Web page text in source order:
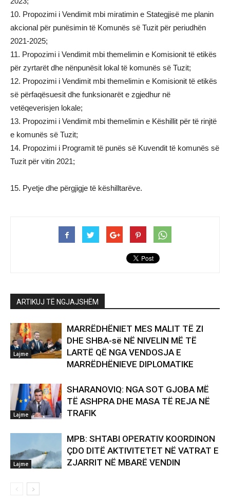
10. Propozimi i Vendimit mbi miratimin e Stategjisë me planin
akcional për punësimin të Komunës së Tuzit për periudhën
2021-2025;
11. Propozimi i Vendimit mbi themelimin e Komisionit të etikës
për zyrtarët dhe nënpunësit lokal të komunës së Tuzit;
12. Propozimi i Vendimit mbi themelimin e Komisionit të etikës
së përfaqësuesit dhe funksionarët e zgjedhur në
vetëqeverisjen lokale;
13. Propozimi i Vendimit mbi themelimin e Këshillit për të rinjtë
e komunës së Tuzit;
14. Propozimi i Programit të punës së Kuvendit të komunës së
Tuzit për vitin 2021;
15. Pyetje dhe përgjigje të këshilltarëve.
ARTIKUJ TË NGJAJSHËM
Lajme
MARRËDHËNIET MES MALIT TË ZI
DHE SHBA-së NË NIVELIN MË TË
LARTË QË NGA VENDOSJA E
MARRËDHËNIEVE DIPLOMATIKE
Lajme
SHARANOVIQ: NGA SOT GJOBA MË
TË ASHPRA DHE MASA TË REJA NË
TRAFIK
Lajme
MPB: SHTABI OPERATIV KOORDINON
ÇDO DITË AKTIVITETET NË VATRAT E
ZJARRIT NË MBARË VENDIN